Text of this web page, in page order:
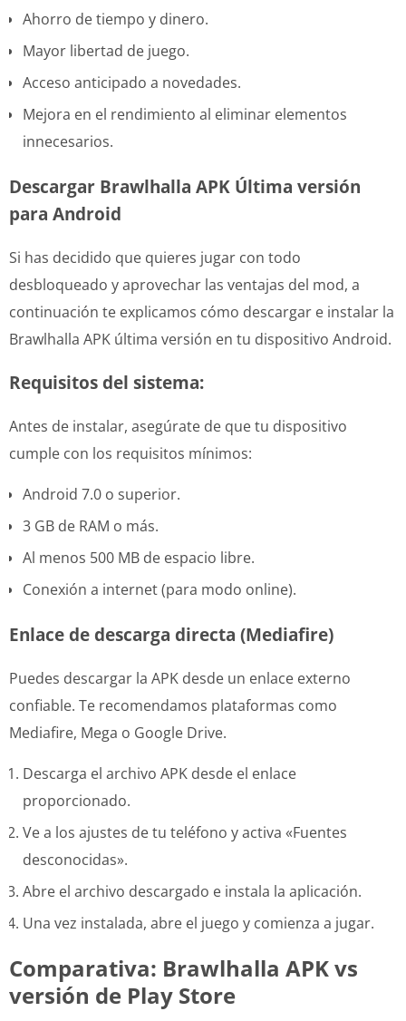
Ahorro de tiempo y dinero.
Mayor libertad de juego.
Acceso anticipado a novedades.
Mejora en el rendimiento al eliminar elementos
innecesarios.
Descargar Brawlhalla APK Última versión
para Android
Si has decidido que quieres jugar con todo
desbloqueado y aprovechar las ventajas del mod, a
continuación te explicamos cómo descargar e instalar la
Brawlhalla APK última versión en tu dispositivo Android.
Requisitos del sistema:
Antes de instalar, asegúrate de que tu dispositivo
cumple con los requisitos mínimos:
Android 7.0 o superior.
3 GB de RAM o más.
Al menos 500 MB de espacio libre.
Conexión a internet (para modo online).
Enlace de descarga directa (Mediafire)
Puedes descargar la APK desde un enlace externo
confiable. Te recomendamos plataformas como
Mediafire, Mega o Google Drive.
Descarga el archivo APK desde el enlace
proporcionado.
Ve a los ajustes de tu teléfono y activa «Fuentes
desconocidas».
Abre el archivo descargado e instala la aplicación.
Una vez instalada, abre el juego y comienza a jugar.
Comparativa: Brawlhalla APK vs
versión de Play Store